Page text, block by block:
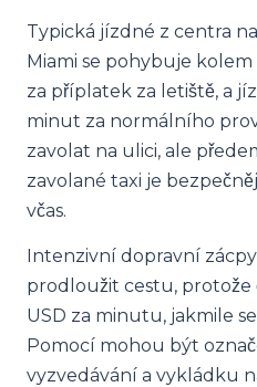
Typická jízdné z centra
Miami se pohybuje kolem
za příplatek za letiště, a
minut za normálního
zavolat na ulici, ale
zavolané taxi je
včas.
Intenzivní dopravní
prodloužit cestu, protože
USD za minutu, jakmile
Pomocí mohou být
vyzvedávání a vykládku